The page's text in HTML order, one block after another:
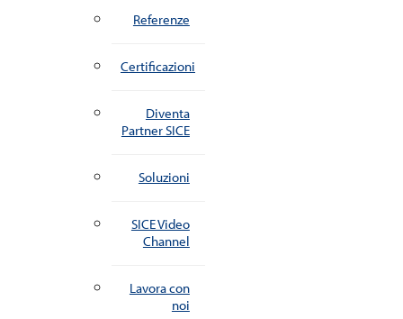
Referenze
Certificazioni
Diventa
Partner SICE
Soluzioni
SICE Video
Channel
Lavora con
noi